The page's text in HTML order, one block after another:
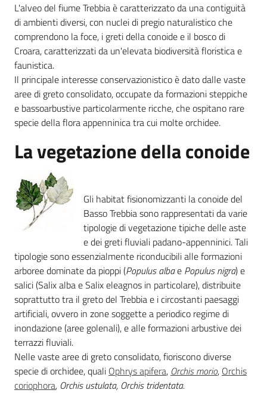
Foreste
Biodiversità
Consultazione
su
Ambiente
Argomenti
Novità
L'alveo del fiume Trebbia è caratterizzato da una contiguità
di ambienti diversi, con nuclei di pregio naturalistico che
comprendono la foce, i greti della conoide e il bosco di
Croara, caratterizzati da un'elevata biodiversità floristica e
faunistica.
Il principale interesse conservazionistico è dato dalle vaste
aree di greto consolidato, occupate da formazioni steppiche
e bassoarbustive particolarmente ricche, che ospitano rare
specie della flora appenninica tra cui molte orchidee.
La vegetazione della conoide
Gli habitat fisionomizzanti la conoide del
Basso Trebbia sono rappresentati da varie
tipologie di vegetazione tipiche delle aste
e dei greti fluviali padano-appenninici. Tali
tipologie sono essenzialmente riconducibili alle formazioni
arboree dominate da pioppi (Populus albae Populus nigra) e
salici (Salix alba e Salix eleagnos in particolare), distribuite
soprattutto tra il greto del Trebbia e i circostanti paesaggi
artificiali, ovvero in zone soggette a periodico regime di
inondazione (aree golenali), e alle formazioni arbustive dei
terrazzi fluviali.
Nelle vaste aree di greto consolidato, fioriscono diverse
specie di orchidee, quali Ophrys apifera, Orchis morio, Orchis
coriophora, Orchis ustulata, Orchis tridentata.